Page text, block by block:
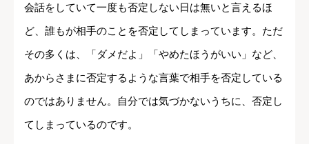
会話をしていて一度も否定しない日は無いと言えるほ
ど、誰もが相手のことを否定してしまっています。ただ
その多くは、「ダメだよ」「やめたほうがいい」など、
あからさまに否定するような言葉で相手を否定している
のではありません。自分では気づかないうちに、否定し
てしまっているのです。